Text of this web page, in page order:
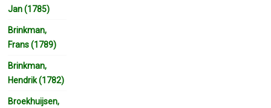
Jan (1785)
Brinkman,
Frans (1789)
Brinkman,
Hendrik (1782)
Broekhuijsen,